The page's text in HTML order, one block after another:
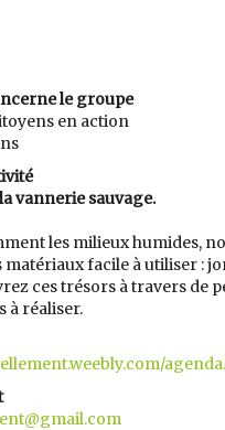
le groupe
en action
vannerie sauvage.
les milieux humides,
facile à utiliser :
ces trésors à travers de
à réaliser.